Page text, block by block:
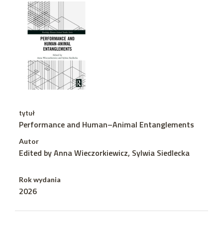
tytuł
Performance and Human–Animal Entanglements
Autor
Edited by Anna Wieczorkiewicz, Sylwia Siedlecka
Rok wydania
2026